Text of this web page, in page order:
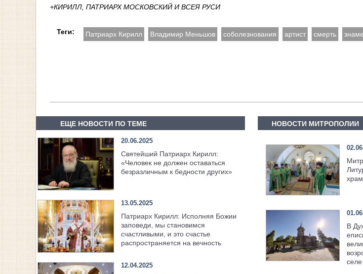
+КИРИЛЛ, ПАТРИАРХ МОСКОВСКИЙ И ВСЕЯ РУСИ
Теги: Патриарх Кирилл Владимир Меньшов соболезнования артист смерть
ЕЩЕ НОВОСТИ ПО ТЕМЕ
20.06.2025
Святейший Патриарх Кирилл:
«Человек не должен оставаться
безразличным к бедности других»
13.05.2025
Патриарх Кирилл: Исполняя Божии
заповеди, мы становимся
счастливыми, и это счастье
распространяется на вечность
12.04.2025
НОВОСТИ МИТРОПОЛИИ
В